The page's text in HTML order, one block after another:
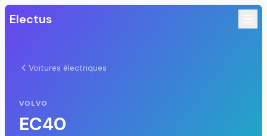
Electus
Voitures électriques
VOLVO
EC40